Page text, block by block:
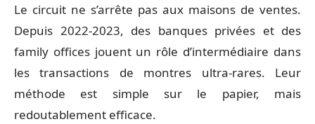
Le circuit ne s’arrête pas aux maisons de ventes.
Depuis 2022-2023, des banques privées et des
family offices jouent un rôle d’intermédiaire dans
les transactions de montres ultra-rares. Leur
méthode est simple sur le papier, mais
redoutablement efficace.